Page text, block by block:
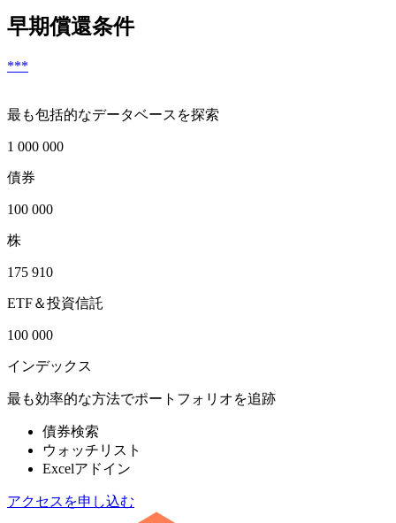
早期償還条件
***
最も包括的なデータベースを探索
1 000 000
債券
100 000
株
175 910
ETF＆投資信託
100 000
インデックス
最も効率的な方法でポートフォリオを追跡
債券検索
ウォッチリスト
Excelアドイン
アクセスを申し込む